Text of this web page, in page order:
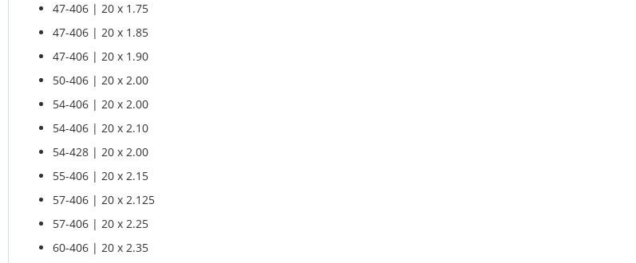
47-406 | 20 x 1.75
47-406 | 20 x 1.85
47-406 | 20 x 1.90
50-406 | 20 x 2.00
54-406 | 20 x 2.00
54-406 | 20 x 2.10
54-428 | 20 x 2.00
55-406 | 20 x 2.15
57-406 | 20 x 2.125
57-406 | 20 x 2.25
60-406 | 20 x 2.35